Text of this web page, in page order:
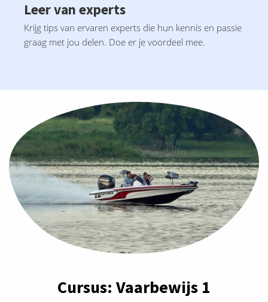
Leer van experts
Krijg tips van ervaren experts die hun kennis en passie
graag met jou delen. Doe er je voordeel mee.
Cursus: Vaarbewijs 1